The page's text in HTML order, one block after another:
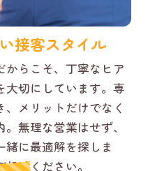
接客スタイル
らこそ、丁寧なヒア
大切にしています。専
メリットだけでなく
無理な営業はせず、
に最適解を探しま
談ください。